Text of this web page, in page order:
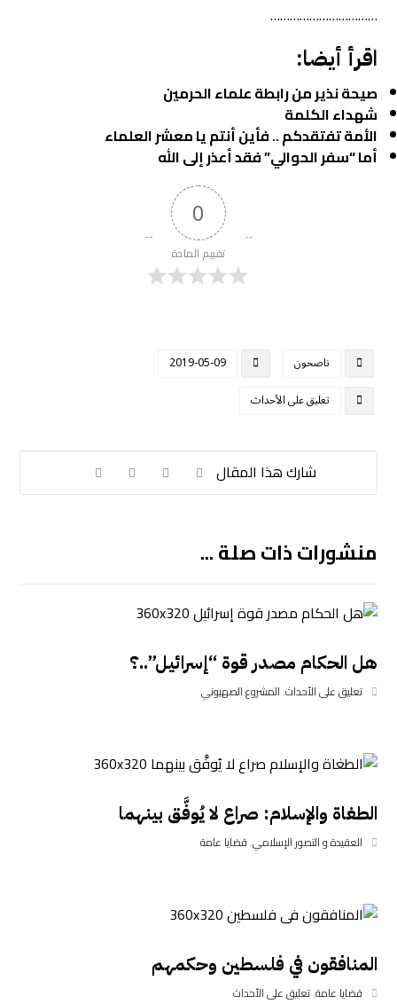
……………………………
اقرأ أيضا:
صيحة نذير من رابطة علماء الحرمين
شهداء الكلمة
الأمة تفتقدكم .. فأين أنتم يا معشر العلماء
أما “سفر الحوالي” فقد أعذر إلى الله
0
تقييم المادة
ناصحون
2019-05-09
تعليق على الأحداث
منشورات ذات صلة ...
هل الحكام مصدر قوة “إسرائيل”..؟
تعليق على الأحداث,المشروع الصهيوني
الطغاة والإسلام: صراع لا يُوفَّق بينهما
العقيدة و التصور الإسلامي,قضايا عامة
المنافقون في فلسطين وحكمهم
قضايا عامة,تعليق على الأحداث